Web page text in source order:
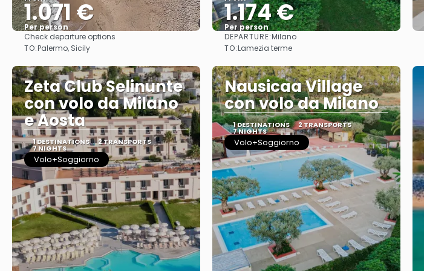
1.071 €
Per person
See
Check departure options
TO:Palermo, Sicily
1.174 €
Per person
DEPARTURE:Milano
TO:Lamezia terme
Zeta Club Selinunte
con volo da Milano
e Aosta
1 DESTINATIONS 2 TRANSPORTS
7 NIGHTS
Volo+Soggiorno
Nausicaa Village
con volo da Milano
1 DESTINATIONS 2 TRANSPORTS
7 NIGHTS
Volo+Soggiorno